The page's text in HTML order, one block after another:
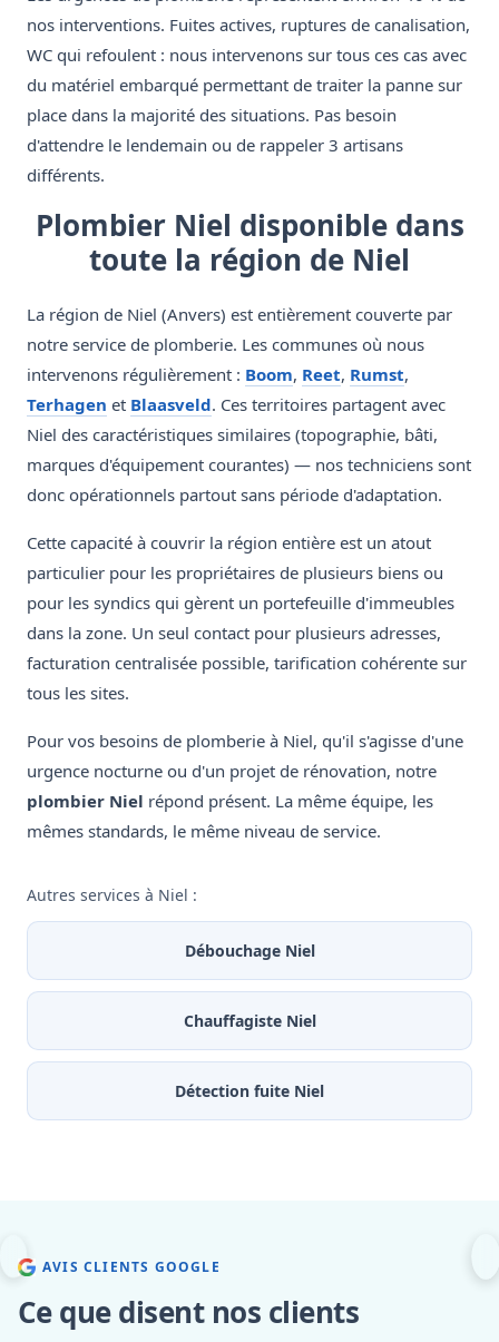
nos interventions. Fuites actives, ruptures de canalisation,
WC qui refoulent : nous intervenons sur tous ces cas avec
du matériel embarqué permettant de traiter la panne sur
place dans la majorité des situations. Pas besoin
d'attendre le lendemain ou de rappeler 3 artisans
différents.
Plombier Niel disponible dans
toute la région de Niel
La région de Niel (Anvers) est entièrement couverte par
notre service de plomberie. Les communes où nous
intervenons régulièrement : Boom, Reet, Rumst,
Terhagen et Blaasveld. Ces territoires partagent avec
Niel des caractéristiques similaires (topographie, bâti,
marques d'équipement courantes) — nos techniciens sont
donc opérationnels partout sans période d'adaptation.
Cette capacité à couvrir la région entière est un atout
particulier pour les propriétaires de plusieurs biens ou
pour les syndics qui gèrent un portefeuille d'immeubles
dans la zone. Un seul contact pour plusieurs adresses,
facturation centralisée possible, tarification cohérente sur
tous les sites.
Pour vos besoins de plomberie à Niel, qu'il s'agisse d'une
urgence nocturne ou d'un projet de rénovation, notre
plombier Niel répond présent. La même équipe, les
mêmes standards, le même niveau de service.
Autres services à Niel :
Débouchage Niel
Chauffagiste Niel
Détection fuite Niel
AVIS CLIENTS GOOGLE
Ce que disent nos clients